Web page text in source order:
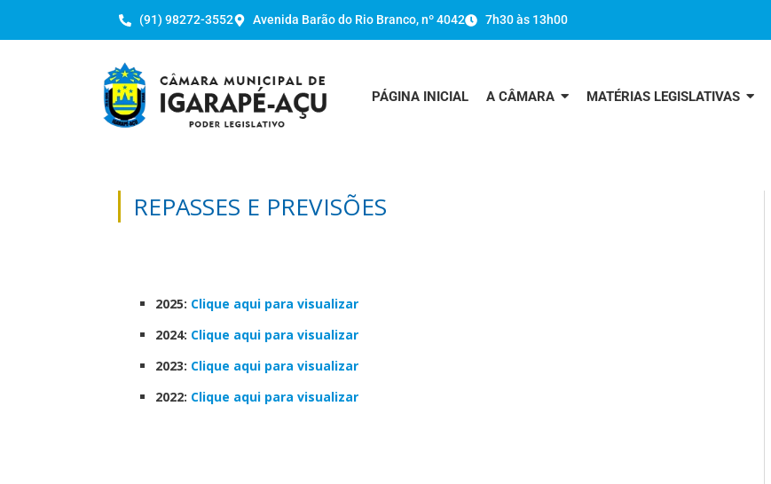
(91) 98272-3552 Avenida Barão do Rio Branco, nº 4042 7h30 às 13h00
PÁGINA INICIAL A CÂMARA MATÉRIAS LEGISLATIVAS
REPASSES E PREVISÕES
2025: Clique aqui para visualizar
2024: Clique aqui para visualizar
2023: Clique aqui para visualizar
2022: Clique aqui para visualizar